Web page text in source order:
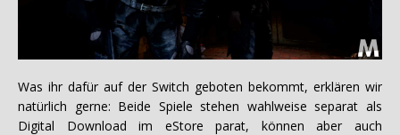
Was ihr dafür auf der Switch geboten bekommt, erklären wir
natürlich gerne: Beide Spiele stehen wahlweise separat als
Digital Download im eStore parat, können aber auch